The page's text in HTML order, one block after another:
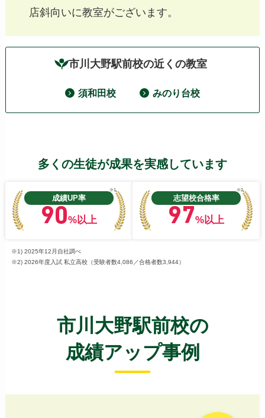
店斜向いに教室がございます。
市川大野駅前校の近くの教室
須和田校 みのり台校
多くの生徒が成果を実感しています
成績UP率
※1
90%以上
志望校合格率
※2
97%以上
※1) 2025年12月自社調べ
※2) 2026年度入試 私立高校（受験者数4,086／合格者数3,944）
市川大野駅前校の
成績アップ事例